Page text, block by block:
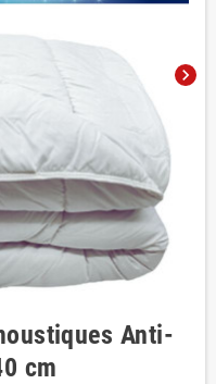
chevron_right
Anti-
cm